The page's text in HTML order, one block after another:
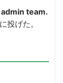
team.
投げた。